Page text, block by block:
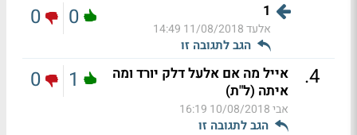
1
אלעד11/08/2018 14:49
הגב לתגובה זו
0
0
4
.
אייל מה אם אלעל דלק יורד ומה
איתה (ל"ת)
אבי10/08/2018 16:19
הגב לתגובה זו
1
0